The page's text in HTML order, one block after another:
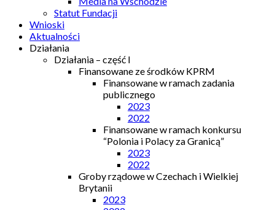
Statut Fundacji
Wnioski
Aktualności
Działania
Działania – część I
Finansowane ze środków KPRM
Finansowane w ramach zadania
publicznego
2023
2022
Finansowane w ramach konkursu
“Polonia i Polacy za Granicą”
2023
2022
Groby rządowe w Czechach i Wielkiej
Brytanii
2023